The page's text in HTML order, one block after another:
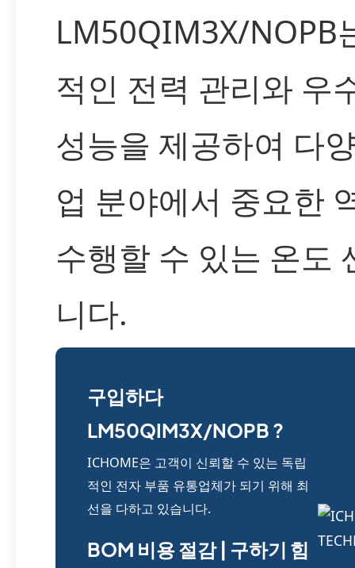
LM50QIM3X/NOPB
적인 전력 관리와 우
성능을 제공하여 다
업 분야에서 중요한
수행할 수 있는 온도
니다.
구입하다
LM50QIM3X/NOPB ?
ICHOME은 고객이 신뢰할 수 있는 독립
적인 전자 부품 유통업체가 되기 위해 최
선을 다하고 있습니다.
BOM 비용 절감 | 구하기 힘